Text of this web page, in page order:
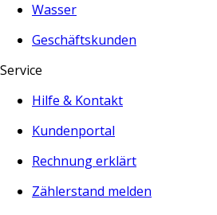
Wasser
Geschäftskunden
Service
Hilfe & Kontakt
Kundenportal
Rechnung erklärt
Zählerstand melden